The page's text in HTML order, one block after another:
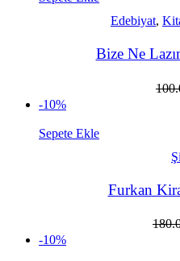
Edebiyat,
Bize Ne
-10%
Sepete Ekle
Furkan
-10%